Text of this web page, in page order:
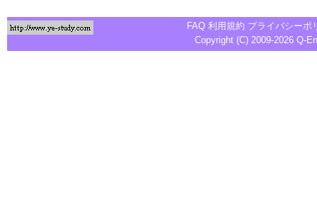
FAQ 利用規約 プライバシーポ
Copyright (C) 2009-2026 Q-